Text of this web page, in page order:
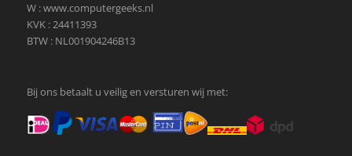
W : www.computergeeks.nl
KVK : 24411393
BTW : NL001904246B13
Bij ons betaalt u veilig en versturen wij met: